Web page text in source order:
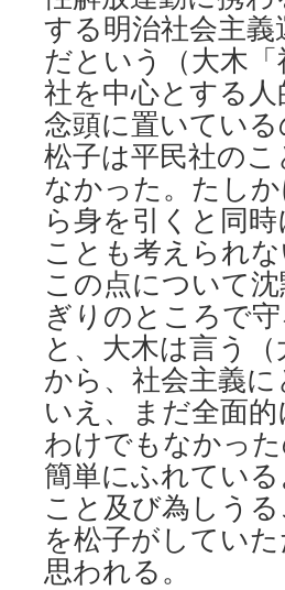
する明治社会主
だという（大木
社を中心とする
念頭に置いてい
松子は平民社の
なかった。たし
ら身を引くと同
ことも考えられ
この点について
ぎりのところで
と、大木は言う
から、社会主義
いえ、まだ全面
わけでもなかっ
簡単にふれてい
こと及び為しう
を松子がしてい
思われる。